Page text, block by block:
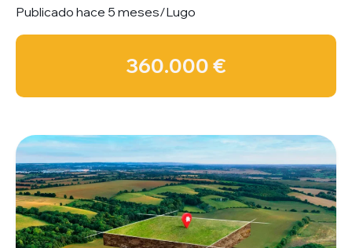
Publicado hace 5 meses/Lugo
360.000 €